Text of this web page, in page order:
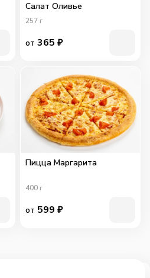
Салат Оливье
257 г
от 365 ₽
Пицца Маргарита
400 г
от 599 ₽